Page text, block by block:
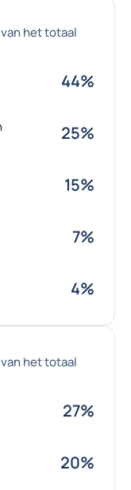
het totaal
44%
25%
15%
7%
4%
het totaal
27%
20%